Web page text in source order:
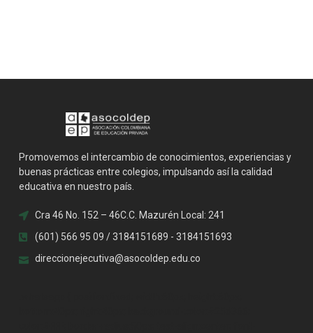
Promovemos el intercambio de conocimientos, experiencias y
buenas prácticas entre colegios, impulsando así la calidad
educativa en nuestro país.
Cra 46 No. 152 – 46C.C. Mazurén Local: 241
(601) 566 95 09 / 3184151689 - 3184151693
direccionejecutiva@asocoldep.edu.co